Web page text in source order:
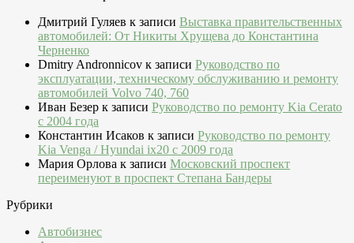
Дмитрий Гуляев к записи Выставка правительственных
автомобилей: От Никиты Хрущева до Константина
Черненко
Dmitry Andronnicov к записи Руководство по
эксплуатации, техническому обслуживанию и ремонту
автомобилей Volvo 740, 760
Иван Безер к записи Руководство по ремонту Kia Cerato
c 2004 года
Константин Исаков к записи Руководство по ремонту
Kia Venga / Hyundai ix20 c 2009 года
Мария Орлова к записи Московский проспект
переименуют в проспект Степана Бандеры
Рубрики
Автобизнес